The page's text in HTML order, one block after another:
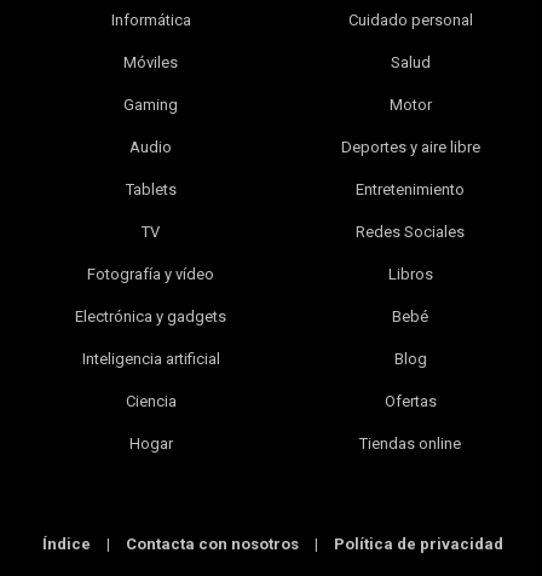
Informática
Móviles
Gaming
Audio
Tablets
TV
Fotografía y vídeo
Electrónica y gadgets
Inteligencia artificial
Ciencia
Hogar
Cuidado personal
Salud
Motor
Deportes y aire libre
Entretenimiento
Redes Sociales
Libros
Bebé
Blog
Ofertas
Tiendas online
Índice | Contacta con nosotros | Política de privacidad